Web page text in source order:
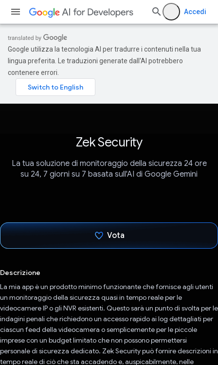
Accedi
Google utilizza la tecnologia AI per tradurre i contenuti nella tua
lingua preferita. Le traduzioni generate dall'AI potrebbero
contenere errori.
Zek Security
La tua soluzione di monitoraggio della sicurezza 24 ore
su 24, 7 giorni su 7 basata sull'AI di Google Gemini
Vota
Descrizione
La mia app è un prodotto minimo funzionante che fornisce agli utenti
un monitoraggio della sicurezza quasi in tempo reale per le
videocamere IP o gli NVR esistenti. Questo sarà un punto di svolta per le
indagini penali che richiedono un accesso rapido ai log dettagliati per
ciascun feed della videocamera o semplicemente per le piccole
imprese con un budget limitato che non possono permettersi
personale di sicurezza dedicato. Zek Security può fornire descrizioni in
tempo reale di ciò che sta accadendo e, auspicabilmente, nelle